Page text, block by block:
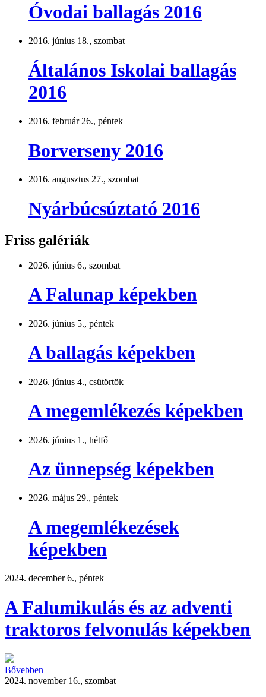
Óvodai ballagás 2016
2016. június 18., szombat
Általános Iskolai ballagás
2016
2016. február 26., péntek
Borverseny 2016
2016. augusztus 27., szombat
Nyárbúcsúztató 2016
Friss galériák
2026. június 6., szombat
A Falunap képekben
2026. június 5., péntek
A ballagás képekben
2026. június 4., csütörtök
A megemlékezés képekben
2026. június 1., hétfő
Az ünnepség képekben
2026. május 29., péntek
A megemlékezések
képekben
2024. december 6., péntek
A Falumikulás és az adventi
traktoros felvonulás képekben
Bővebben
2024. november 16., szombat